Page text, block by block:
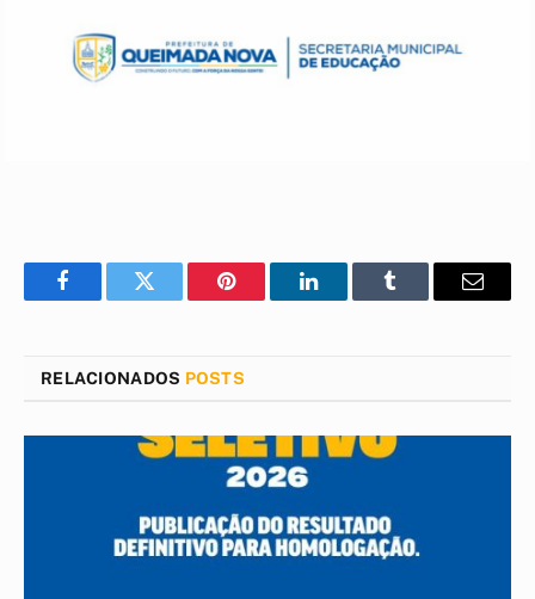
FacebookTwitter Pinterest LinkedInTumblr
E-
RELACIONADOS POSTS